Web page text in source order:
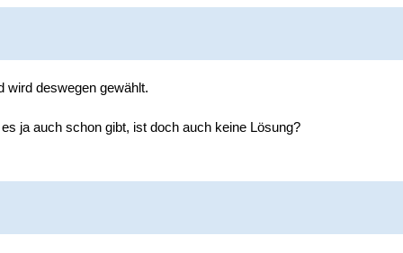
wird deswegen gewählt.
ja auch schon gibt, ist doch auch keine Lösung?